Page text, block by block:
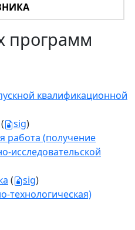
программ
квалификационной
( sig)
работа (получение
исследовательской
( sig)
технологическая)